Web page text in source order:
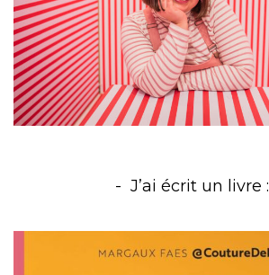
J’ai écrit un livre :